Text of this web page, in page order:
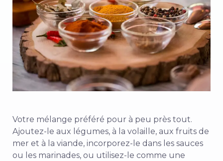
Votre mélange préféré pour à peu près tout.
Ajoutez-le aux légumes, à la volaille, aux fruits de
mer et à la viande, incorporez-le dans les sauces
ou les marinades, ou utilisez-le comme une